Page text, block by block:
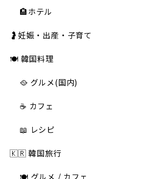
🏨ホテル
🤰妊娠・出産・子育て
🍽 韓国料理
🥘 グルメ(国内)
☕️ カフェ
📖 レシピ
🇰🇷 韓国旅行
🍽 グルメ / カフェ